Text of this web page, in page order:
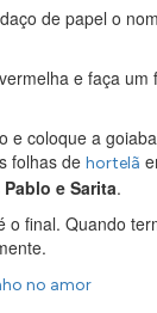
de papel o
e faça
e coloque a
folhas de hortelã
Pablo e Sarita.
o final. Quando
no amor